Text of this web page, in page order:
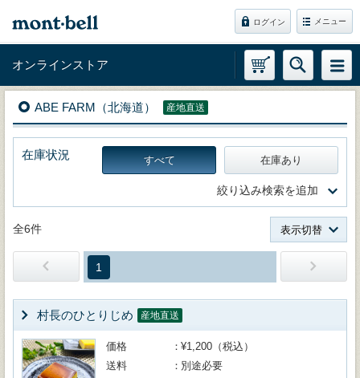
ログイン メニュー
オンラインストア
ABE FARM（北海道） 産地直送
在庫状況 すべて 在庫あり
絞り込み検索を追加
全6件 表示切替
1
村長のひとりじめ 産地直送
価格
¥1,200（税込）
送料
別途必要